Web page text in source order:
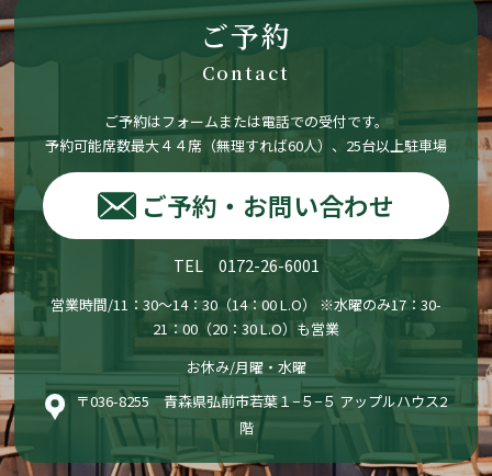
ご予約
Contact
ご予約はフォームまたは電話での受付です。
予約可能席数最大４４席（無理すれば60人）、25台以上駐車場
ご予約・お問い合わせ
TEL 0172-26-6001
営業時間/11：30〜14：30（14：00 L.O） ※水曜のみ17：30-
21：00（20：30 L.O）も営業
お休み/月曜・水曜
〒036-8255 青森県弘前市若葉１−５−５ アップルハウス2
階